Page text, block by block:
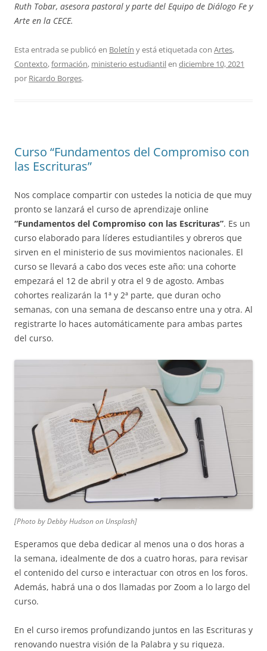
Ruth Tobar, asesora pastoral y parte del Equipo de Diálogo Fe y
Arte en la CECE.
Esta entrada se publicó en Boletín y está etiquetada con Artes,
Contexto,formación, ministerio estudiantilen diciembre 10, 2021
por Ricardo Borges.
Curso “Fundamentos del Compromiso con
las Escrituras”
Nos complace compartir con ustedes la noticia de que muy
pronto se lanzará el curso de aprendizaje online
“Fundamentos del Compromiso con las Escrituras”. Es un
curso elaborado para líderes estudiantiles y obreros que
sirven en el ministerio de sus movimientos nacionales. El
curso se llevará a cabo dos veces este año: una cohorte
empezará el 12 de abril y otra el 9 de agosto. Ambas
cohortes realizarán la 1ª y 2ª parte, que duran ocho
semanas, con una semana de descanso entre una y otra. Al
registrarte lo haces automáticamente para ambas partes
del curso.
[Photo by Debby Hudson on Unsplash]
Esperamos que deba dedicar al menos una o dos horas a
la semana, idealmente de dos a cuatro horas, para revisar
el contenido del curso e interactuar con otros en los foros.
Además, habrá una o dos llamadas por Zoom a lo largo del
curso.
En el curso iremos profundizando juntos en las Escrituras y
renovando nuestra visión de la Palabra y su riqueza.